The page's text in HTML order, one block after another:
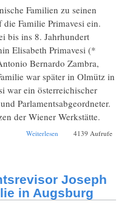
Familien zu seinen
Familie Primavesi ein.
bis ins 8. Jahrhundert
Elisabeth Primavesi (*
Bernardo Zambra,
war später in Olmütz in
war ein österreichischer
Parlamentsabgeordneter.
der Wiener Werkstätte.
Weiterlesen über Familie
4139 Aufrufe
Joseph
in Augsburg